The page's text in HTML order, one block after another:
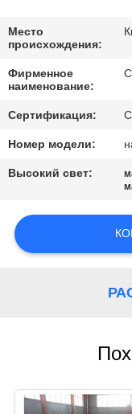
С
НАМИ
БЛОГ
СДЕЛАТЬ
ЗАПРОС
POLICY
Место
происхождения:
Фирменное
наименование:
Сертификация:
Номер модели:
Высокий свет: